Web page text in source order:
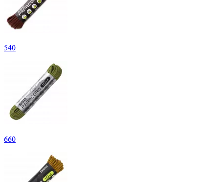
540
660